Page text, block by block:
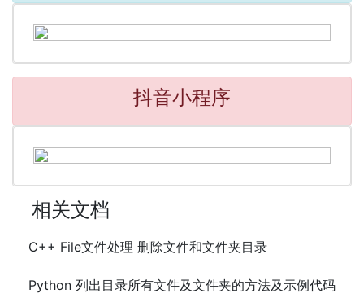
抖音小程序
相关文档
C++ File文件处理 删除文件和文件夹目录
Python 列出目录所有文件及文件夹的方法及示例代码